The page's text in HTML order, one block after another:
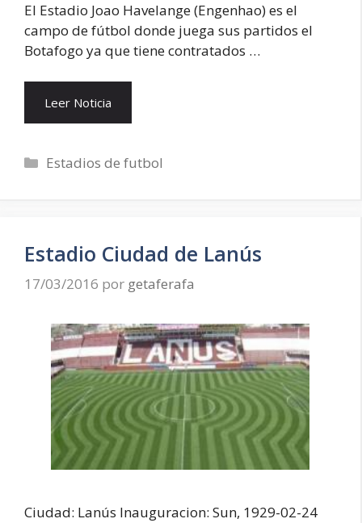
El Estadio Joao Havelange (Engenhao) es el
campo de fútbol donde juega sus partidos el
Botafogo ya que tiene contratados …
Leer Noticia
Categorías
Estadios de futbol
Estadio Ciudad de Lanús
17/03/2016 por getaferafa
Ciudad: Lanús Inauguracion: Sun, 1929-02-24